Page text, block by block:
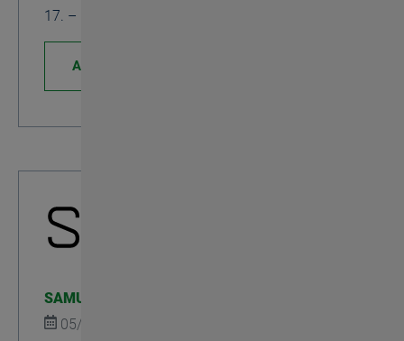
17. – 19. Marzo 2026, Padiglione A | Stand A477
Approfondisci
SAMUEXPO – Pordenone
05/02/2026